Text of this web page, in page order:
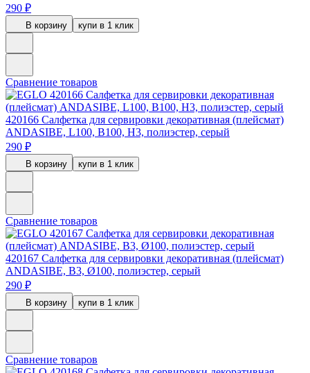
290 ₽
В корзину купи в 1 клик
Сравнение товаров
420166 Салфетка для сервировки декоративная (плейсмат)
ANDASIBE, L100, B100, H3, полиэстер, серый
290 ₽
В корзину купи в 1 клик
Сравнение товаров
420167 Салфетка для сервировки декоративная (плейсмат)
ANDASIBE, B3, Ø100, полиэстер, серый
290 ₽
В корзину купи в 1 клик
Сравнение товаров